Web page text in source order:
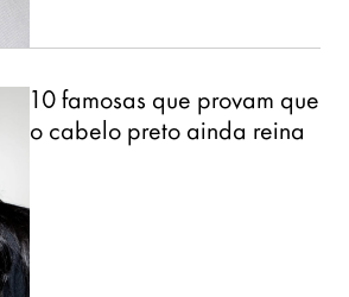
10 famosas que provam que
o cabelo preto ainda reina